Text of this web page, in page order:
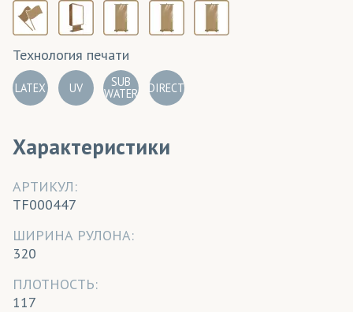
Технология печати
LATEX UV SUB
WATER DIRECT
Характеристики
АРТИКУЛ:
TF000447
ШИРИНА РУЛОНА:
320
ПЛОТНОСТЬ:
117